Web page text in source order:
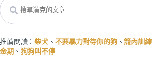
推薦閱讀： 柴犬 、 不要暴力對待你的狗 、 籠內訓練
金期 、 狗狗叫不停